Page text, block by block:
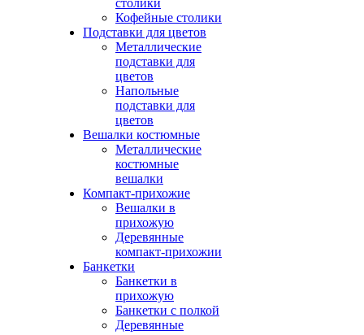
столики
Кофейные столики
Подставки для цветов
Металлические
подставки для
цветов
Напольные
подставки для
цветов
Вешалки костюмные
Металлические
костюмные
вешалки
Компакт-прихожие
Вешалки в
прихожую
Деревянные
компакт-прихожии
Банкетки
Банкетки в
прихожую
Банкетки с полкой
Деревянные